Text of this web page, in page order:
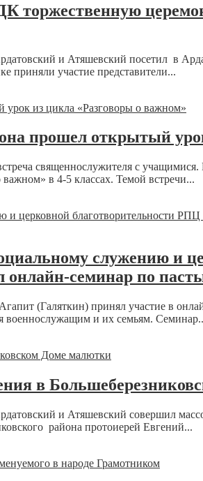
торжественную
и Атяшевский посетил в
приняли участие представители...
прошел открытый
священнослужителя с учащимися.
в 4-5 классах. Темой встречи...
служению и
онлайн-семинар по
(Галяткин) принял участие в
военнослужащим и их семьям.
в
и Атяшевский совершил
района протоиерей Евгений...